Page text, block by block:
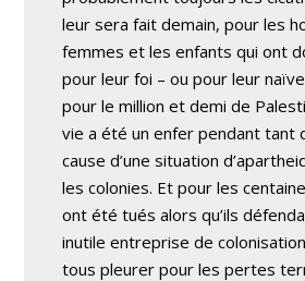
leur sera fait demain, pour les
femmes et les enfants qui ont
pour leur foi – ou pour leur
pour le million et demi de
vie a été un enfer pendant tant
cause d’une situation
les colonies. Et pour les
ont été tués alors qu’ils
inutile entreprise de
tous pleurer pour les pertes